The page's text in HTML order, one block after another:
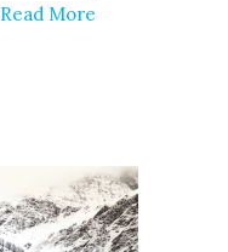
Read More